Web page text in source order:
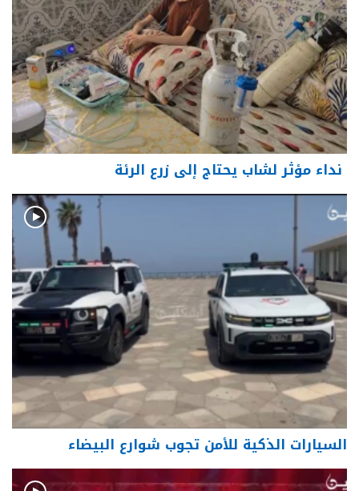
نداء مؤثر لشاب يحتاج إلى زرع الرئة
السيارات الذكية للأمن تجوب شوارع البيضاء